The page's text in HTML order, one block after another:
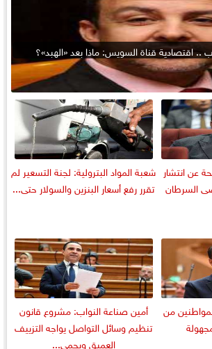
اقتصادية قناة السويس: ماذا بعد «الهبد»؟
عن انتشار
السرطان
شعبة المواد البترولية: لجنة التسعير لم
تقرر رفع أسعار البنزين والسولار حتى...
من
أمين صناعة النواب: مشروع قانون
تنظيم وسائل التواصل يواجه التزييف
العميق ويحمي...